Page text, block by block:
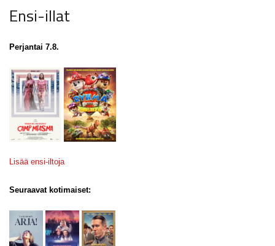
Ensi-illat
Perjantai 7.8.
Lisää ensi-iltoja
Seuraavat kotimaiset: